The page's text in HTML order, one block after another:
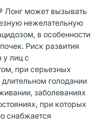
может вызывать
нежелательную
в особенности
Риск развития
лиц с
при серьезных
голодании
заболеваниях
при которых
снабжается